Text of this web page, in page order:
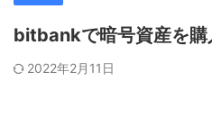
bitbankで暗号資産を購
2022年2月11日